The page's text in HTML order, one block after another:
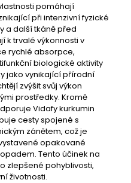
pomáhají
při intenzivní fyzické
a další tkáně před
k trvalé výkonnosti v
rychlé absorpce,
biologické aktivity
jako vynikající přírodní
zvýšit svůj výkon
prostředky. Kromě
Vidafy kurkumin
cesty spojené s
zánětem, což je
opakované
Tento účinek na
zlepšené pohyblivosti,
životnosti.